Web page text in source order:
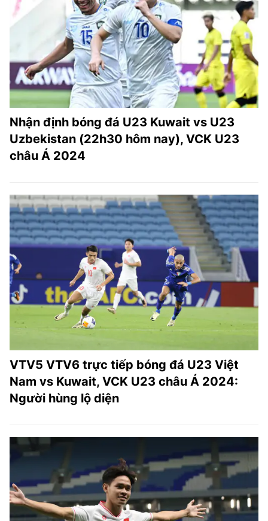
TRA CỨU PHƯỜNG XÃ
BÙI XUÂN PHÁI
TIỆN ÍCH
LIÊN HỆ QUẢNG CÁO
Hotline: 0981.119.189
MẠNG XÃ HỘI
Nhận định bóng đá U23 Kuwait vs U23
Uzbekistan (22h30 hôm nay), VCK U23
châu Á 2024
VTV5 VTV6 trực tiếp bóng đá U23 Việt
Nam vs Kuwait, VCK U23 châu Á 2024:
Người hùng lộ diện